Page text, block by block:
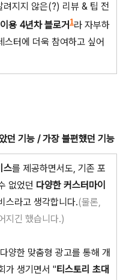
려지지 않은(?) 리뷰 & 팁 전
용 4년차 블로거 1라 자부하
터에 더욱 참여하고 싶어
던 기능 / 가장 불편했던 기능
스를 제공하면서도, 기존 포
없었던 다양한 커스터마이
스라고 생각합니다.(물론,
지긴 했습니다.)
양한 맞춤형 광고를 통해 개
가 생기면서 "티스토리 초대